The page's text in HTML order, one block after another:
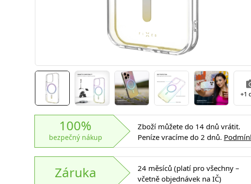
+1
100%
bezpečný nákup
Zboží můžete do 14 dnů vrátit.
Peníze vracíme do 2 dnů.
Záruka
24 měsíců (platí pro všechny –
včetně objednávek na IČ)